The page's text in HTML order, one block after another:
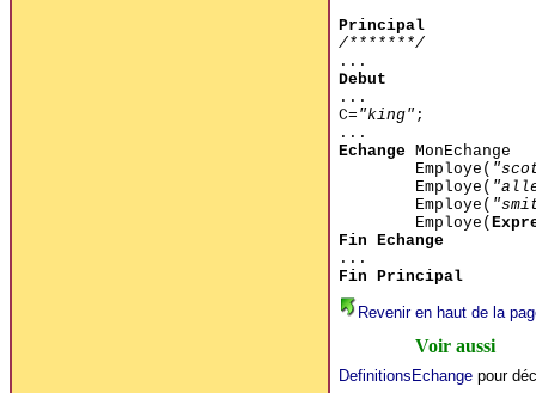
Principal
/*******/
...
Debut
...
C= "king" ;
...
EchangeMonEchange
Employe(
Employe(
Employe(
Employe(
Fin Echange
...
Fin Principal
Revenir en haut de la
Voir aussi
DefinitionsEchangepour